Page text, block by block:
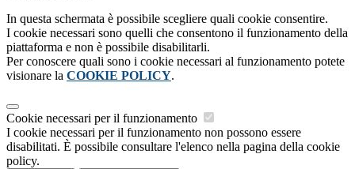
In questa schermata è possibile scegliere quali cookie consentire.
I cookie necessari sono quelli che consentono il funzionamento della
piattaforma e non è possibile disabilitarli.
Per conoscere quali sono i cookie necessari al funzionamento potete
visionare la COOKIE POLICY.
Cookie necessari per il funzionamento
I cookie necessari per il funzionamento non possono essere
disabilitati. È possibile consultare l'elenco nella pagina della cookie
policy.